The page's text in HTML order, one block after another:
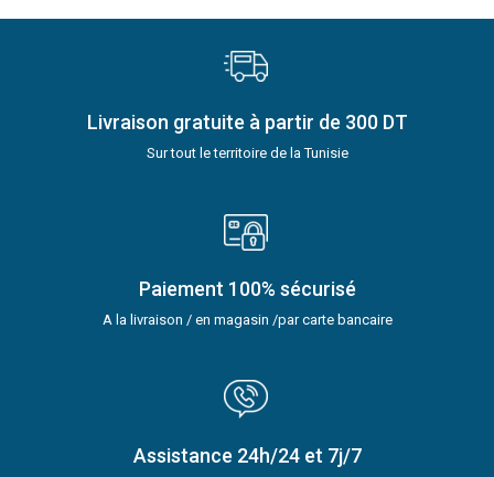
Livraison gratuite à partir de 300 DT
Sur tout le territoire de la Tunisie
Paiement 100% sécurisé
A la livraison / en magasin /par carte bancaire
Assistance 24h/24 et 7j/7